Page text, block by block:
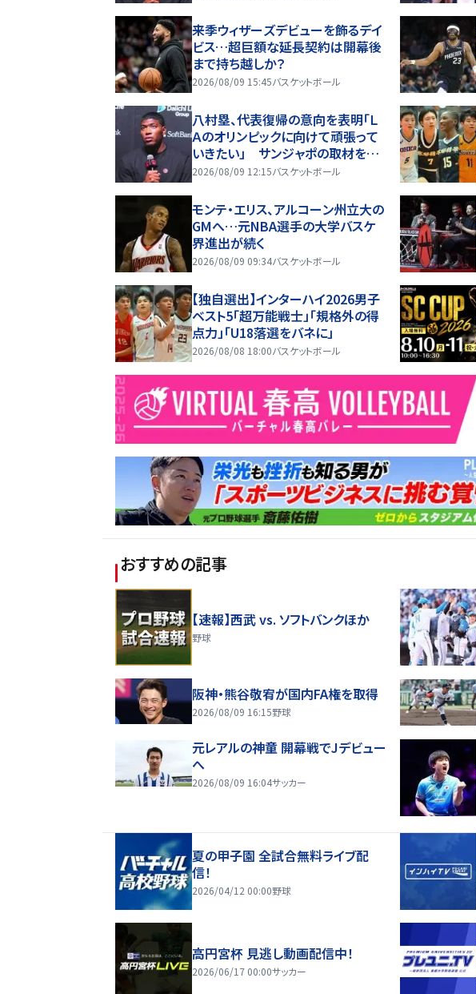
来季ウィザーズデビューを飾るデイ
ビス…超巨額な延長契約は開幕後
まで持ち越しか？
2026/08/09 15:45バスケットボール
八村塁、代表復帰の意向を表明「Ｌ
Ａのオリンピックに向けて頑張って
いきたい」 サンジャポの取材を受
けた衝撃理由
2026/08/09 12:15バスケットボール
モンテ・エリス、アルコーン州立大の
GMへ…元NBA選手の大学バスケ
界進出が続く
2026/08/09 09:34バスケットボール
【独自選出】インターハイ2026男子
ベスト5「超万能戦士」「規格外の得
点力」「U18落選をバネに」
2026/08/08 18:00バスケットボール
おすすめの記事
【速報】西武 vs. ソフトバンクほか
野球
阪神・熊谷敬宥が国内FA権を取得
2026/08/09 16:15野球
元レアルの神童 開幕戦でJデビュー
へ
2026/08/09 16:04サッカー
夏の甲子園 全試合無料ライブ配
信！
2026/04/12 00:00野球
高円宮杯 見逃し動画配信中！
2026/06/17 00:00サッカー